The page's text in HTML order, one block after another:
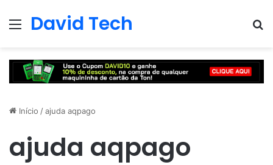
Menu
David Tech
Início /ajuda aqpago
ajuda aqpago